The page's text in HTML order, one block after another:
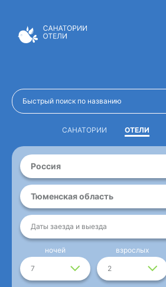
САНАТОРИИ ОТЕЛИ
Россия
Тюменская область
Даты заезда и выезда
7
ночей
2
взрослых